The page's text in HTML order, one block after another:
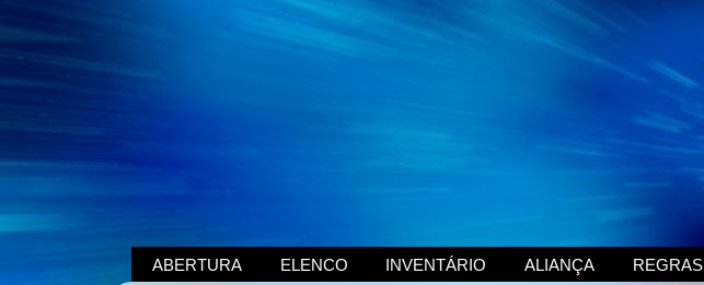
ABERTURA ELENCO INVENTÁRIO ALIANÇA REGRAS